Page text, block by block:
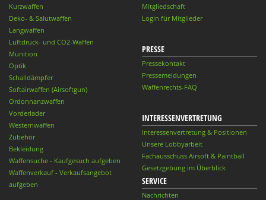
Kurzwaffen
Deko- & Salutwaffen
Langwaffen
Luftdruck- und CO2-Waffen
Munition
Optik
Schalldämpfer
Softairwaffen (Airsoftgun)
Ordonnanzwaffen
Vorderlader
Westernwaffen
Zubehör
Bekleidung
Waffensuche - Kaufgesuch aufgeben
Waffenverkauf - Verkaufsangebot
aufgeben
Mitgliedschaft
Login für Mitglieder
PRESSE
Pressekontakt
Pressemeldungen
Waffenrechts-FAQ
INTERESSENVERTRETUNG
Interessenvertretung & Positionen
Unsere Lobbyarbeit
Fachausschuss Airsoft & Paintball
Gesetzgebung im Überblick
SERVICE
Nachrichten